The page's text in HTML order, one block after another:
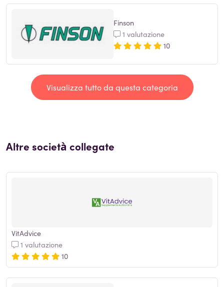
Finson
1 valutazione
10
Visualizza tutto da questa categoria
Altre società collegate
VitAdvice
1 valutazione
10